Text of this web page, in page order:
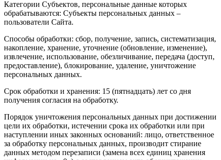
Категории Субъектов, персональные данные которых
обрабатываются: Субъекты персональных данных –
пользователи Сайта.
Способы обработки: сбор, получение, запись, систематизация,
накопление, хранение, уточнение (обновление, изменение),
извлечение, использование, обезличивание, передача (доступ,
предоставление), блокирование, удаление, уничтожение
персональных данных.
Срок обработки и хранения: 15 (пятнадцать) лет со дня
получения согласия на обработку.
Порядок уничтожения персональных данных при достижении
цели их обработки, истечении срока их обработки или при
наступлении иных законных оснований: лицо, ответственное
за обработку персональных данных, производит стирание
данных методом перезаписи (замена всех единиц хранения